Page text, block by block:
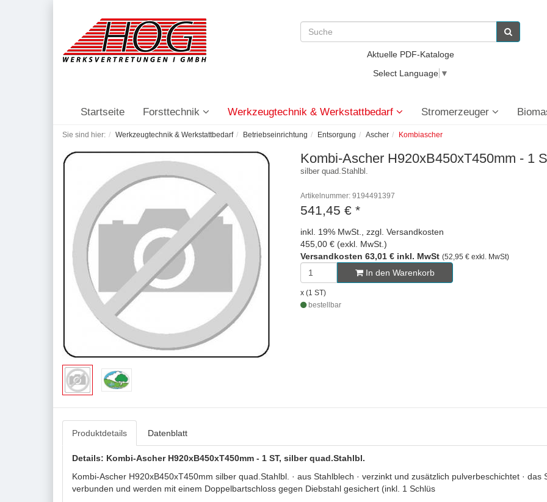
Aktuelle PDF-Kataloge
Select Language ▼
Startseite Forsttechnik Werkzeugtechnik & Werkstattbedarf Stromerzeuger
Sie sind hier: Werkzeugtechnik & Werkstattbedarf Betriebseinrichtung Entsorgung Ascher Kombiascher
Kombi-Ascher H920xB450xT450mm - 1
silber quad.Stahlbl.
Artikelnummer: 9194491397
541,45 € *
inkl. 19% MwSt., zzgl. Versandkosten
455,00 € (exkl. MwSt.)
Versandkosten 63,01 € inkl. MwSt (52,95 € exkl. MwSt)
In den Warenkorb
x (1 ST)
bestellbar
Produktdetails Datenblatt
Details: Kombi-Ascher H920xB450xT450mm - 1 ST, silber quad.Stahlbl.
Kombi-Ascher H920xB450xT450mm silber quad.Stahlbl. · aus Stahlblech · verzinkt und zusätzlich pulverbeschichtet ·
verbunden und werden mit einem Doppelbartschloss gegen Diebstahl gesichert (inkl. 1 Schlüs